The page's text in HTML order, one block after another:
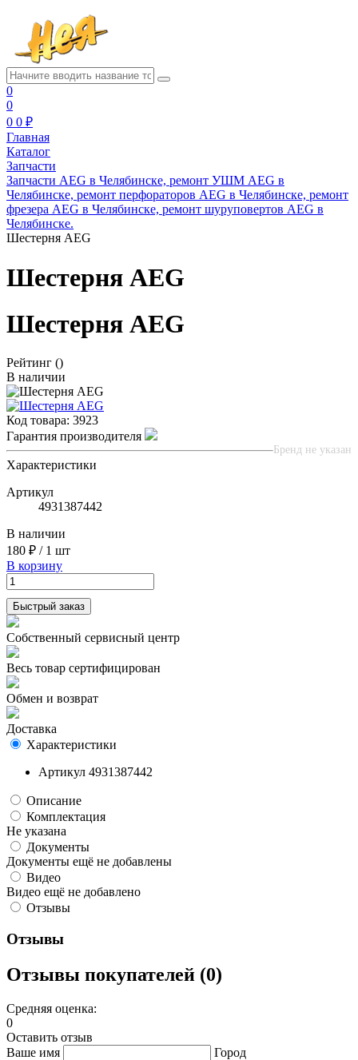
0
0
0 0 ₽
Главная
Каталог
Запчасти
Запчасти AEG в Челябинске, ремонт УШМ AEG в
Челябинске, ремонт перфораторов AEG в Челябинске, ремонт
фрезера AEG в Челябинске, ремонт шуруповертов AEG в
Челябинске.
Шестерня AEG
Шестерня AEG
Шестерня AEG
Рейтинг ()
В наличии
Код товара: 3923
Гарантия производителя
Бренд не указан
Характеристики
Артикул
4931387442
В наличии
180 ₽ / 1 шт
В корзину
Быстрый заказ
Собственный сервисный центр
Весь товар сертифицирован
Обмен и возврат
Доставка
Характеристики
Артикул 4931387442
Описание
Комплектация
Не указана
Документы
Документы ещё не добавлены
Видео
Видео ещё не добавлено
Отзывы
Отзывы
Отзывы покупателей (0)
Средняя оценка:
0
Оставить отзыв
Ваше имя
Город